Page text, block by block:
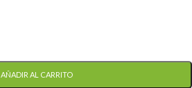
AÑADIR AL CARRITO